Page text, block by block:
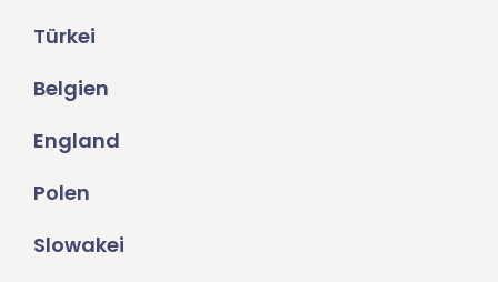
Türkei
Belgien
England
Polen
Slowakei